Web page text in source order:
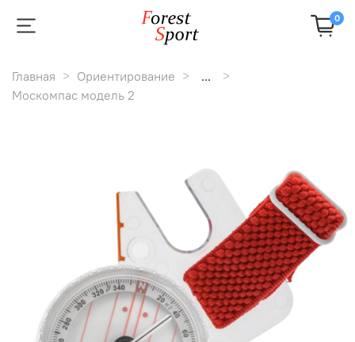
0
Главная Ориентирование
...
Москомпас модель 2